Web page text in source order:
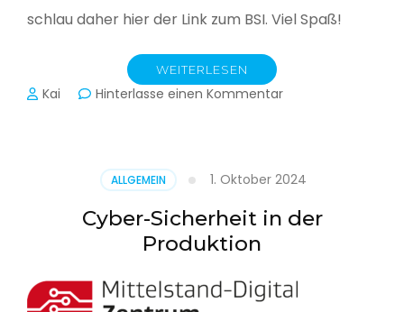
schlau daher hier der Link zum BSI. Viel Spaß!
WEITERLESEN
Kai Hinterlasse einen Kommentarzu
seinen
Lagebericht
zur
in
Deutschland
ALLGEMEIN 1. Oktober 2024
Cyber-Sicherheit in der
Produktion